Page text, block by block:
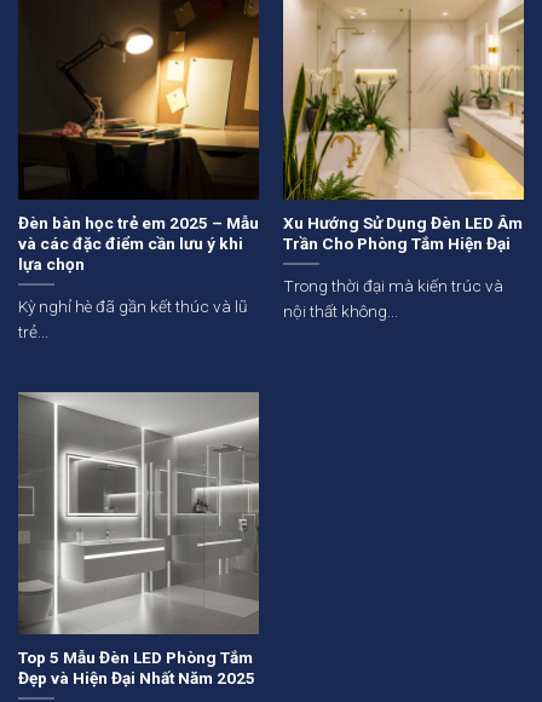
Đèn bàn học trẻ em 2025 – Mẫu
và các đặc điểm cần lưu ý khi
lựa chọn
Kỳ nghỉ hè đã gần kết thúc và lũ
trẻ...
Xu Hướng Sử Dụng Đèn LED Âm
Trần Cho Phòng Tắm Hiện Đại
Trong thời đại mà kiến trúc và
nội thất không...
Top 5 Mẫu Đèn LED Phòng Tắm
Đẹp và Hiện Đại Nhất Năm 2025